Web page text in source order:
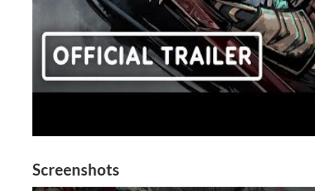
Screenshots